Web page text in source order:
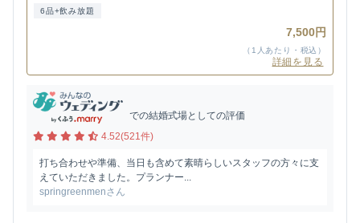
6品+飲み放題
7,500円
（1人あたり・税込）
詳細を見る
での結婚式場としての評価
4.52(521件)
打ち合わせや準備、当日も含めて素晴らしいスタッフの方々に支
えていただきました。プランナー...
springreenmenさん